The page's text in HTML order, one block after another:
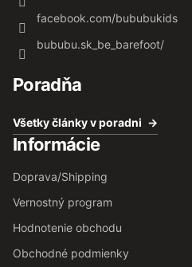
facebook.com/bububukids
bububu.sk_be_barefoot/
Poradňa
Všetky články v poradni
Informácie
Doprava/Shipping
Vernostný program
Hodnotenie obchodu
Obchodné podmienky